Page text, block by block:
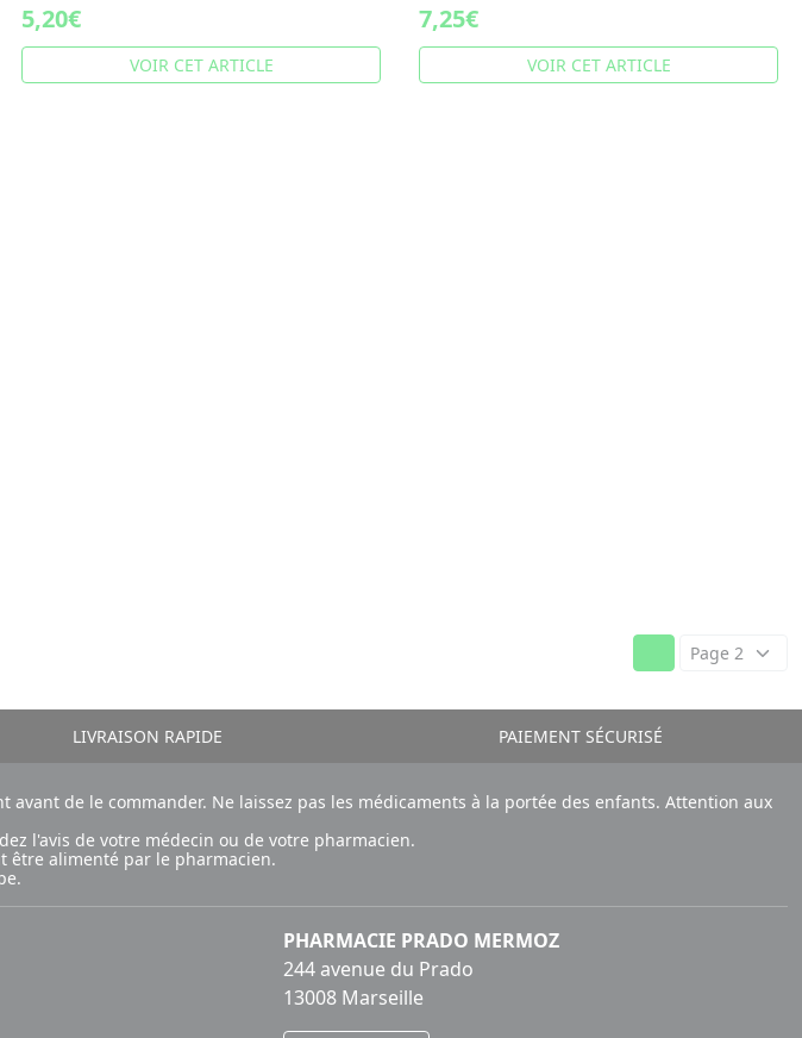
5,20€
VOIR CET ARTICLE
7,25€
VOIR CET ARTICLE
LIVRAISON RAPIDE PAIEMENT SÉCURISÉ
de le commander. Ne laissez pas les médicaments à la portée des enfants. Attention aux
l'avis de votre médecin ou de votre pharmacien.
être alimenté par le pharmacien.
PHARMACIE PRADO MERMOZ
244 avenue du Prado
13008 Marseille